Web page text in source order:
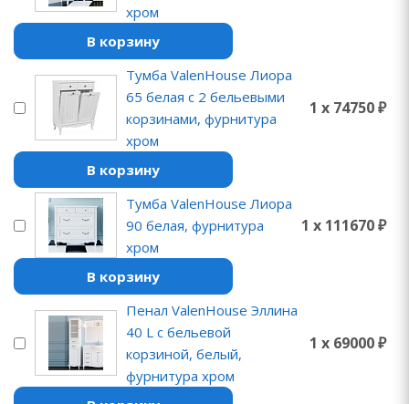
хром
В корзину
Тумба ValenHouse Лиора
65 белая с 2 бельевыми
корзинами, фурнитура
хром
1 x 74750 ₽
В корзину
Тумба ValenHouse Лиора
90 белая, фурнитура
хром
1 x 111670 ₽
В корзину
Пенал ValenHouse Эллина
40 L с бельевой
корзиной, белый,
фурнитура хром
1 x 69000 ₽